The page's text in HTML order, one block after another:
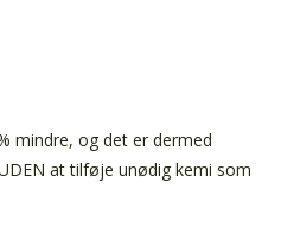
mindre, og det er dermed
at tilføje unødig kemi som